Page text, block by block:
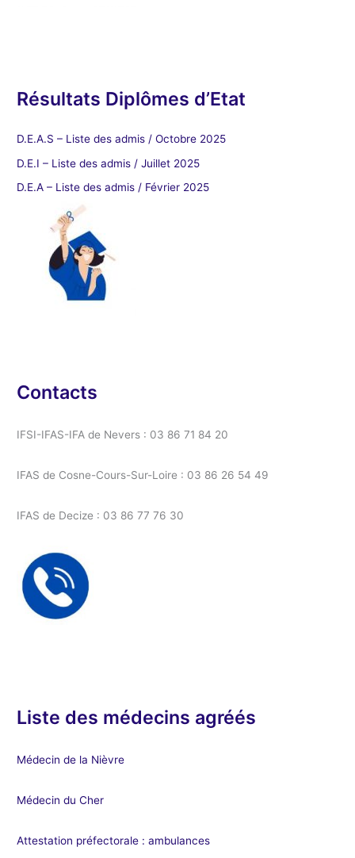
Résultats Diplômes d’Etat
D.E.A.S – Liste des admis / Octobre 2025
D.E.I – Liste des admis / Juillet 2025
D.E.A – Liste des admis / Février 2025
Contacts
IFSI-IFAS-IFA de Nevers : 03 86 71 84 20
IFAS de Cosne-Cours-Sur-Loire : 03 86 26 54 49
IFAS de Decize : 03 86 77 76 30
Liste des médecins agréés
Médecin de la Nièvre
Médecin du Cher
Attestation préfectorale : ambulances